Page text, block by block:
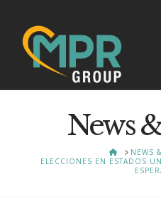
News
HOMENEWS
ELECCIONES EN ESTADOS